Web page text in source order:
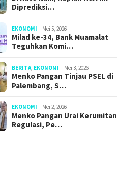
Diprediksi…
EKONOMI Mei 5, 2026
Milad ke-34, Bank Muamalat
Teguhkan Komi…
BERITA EKONOMI Mei 3, 2026
Menko Pangan Tinjau PSEL di
Palembang, S…
EKONOMI Mei 2, 2026
Menko Pangan Urai Kerumitan
Regulasi, Pe…